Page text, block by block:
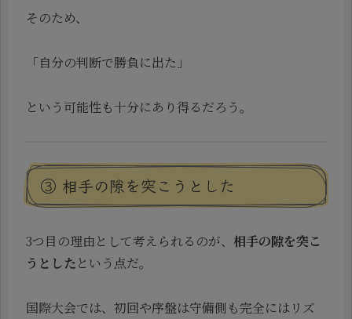
そのため、
「自分の判断で勝負に出た」
という可能性も十分にあり得るだろう。
③ 相手の隙を突こうとした
3つ目の理由として考えられるのが、 相手の隙を突こ
うとしたという点だ。
国際大会では、初回や序盤は守備側も完全にはリズ